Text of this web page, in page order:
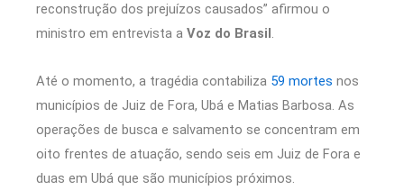
reconstrução dos prejuízos causados” afirmou o
ministro em entrevista a Voz do Brasil.
Até o momento, a tragédia contabiliza 59 mortes nos
municípios de Juiz de Fora, Ubá e Matias Barbosa. As
operações de busca e salvamento se concentram em
oito frentes de atuação, sendo seis em Juiz de Fora e
duas em Ubá que são municípios próximos.